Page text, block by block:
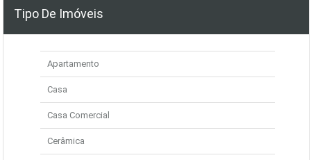
Tipo De Imóveis
Apartamento
Casa
Casa Comercial
Cerâmica